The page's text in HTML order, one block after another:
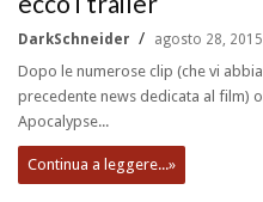
DarkSchneider agosto 28, 2015
Dopo le numerose clip (che vi
precedente news dedicata al film)
Apocalypse...
Continua a leggere...»